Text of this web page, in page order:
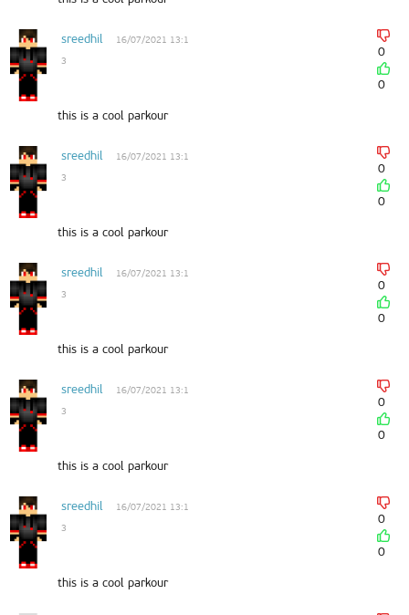
sreedhil
16/07/2021 13:1
3
0
0
this is a cool parkour
sreedhil
16/07/2021 13:1
3
0
0
this is a cool parkour
sreedhil
16/07/2021 13:1
3
0
0
this is a cool parkour
sreedhil
16/07/2021 13:1
3
0
0
this is a cool parkour
sreedhil
16/07/2021 13:1
3
0
0
this is a cool parkour